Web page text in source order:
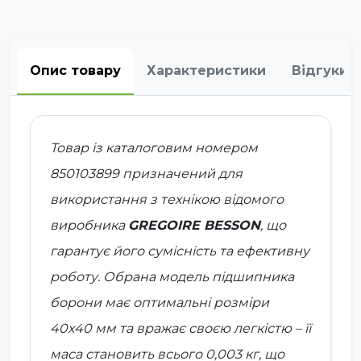
Опис товару Характеристики Відгуки
Товар із каталоговим номером
850103899призначений для
використання з технікою відомого
виробника GREGOIRE BESSON, що
гарантує його сумісність та ефективну
роботу. Обрана модель підшипника
борони має оптимальні розміри
40x40 мм та вражає своєю легкістю – її
маса становить всього 0,003 кг, що